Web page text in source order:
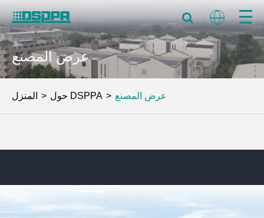
عرض المصنع
المنزل حول DSPPA عرض المصنع